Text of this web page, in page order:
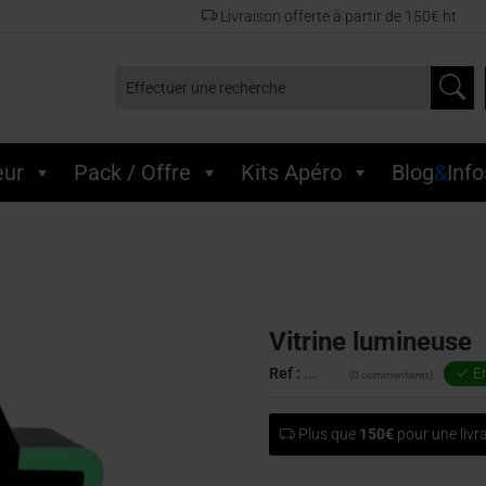
Livraison offerte à partir de 150€ ht
Effectuer une recherche
Pack / Offre Kits Apéro Blog&
Vitrine lumineuse
Ref : (0 commentaires)
Plus que 150€ pour une